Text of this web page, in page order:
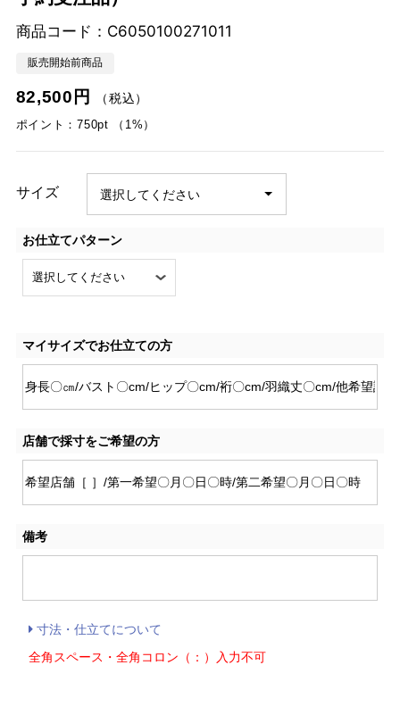
商品コード： C6050100271011
販売開始前商品
82,500円 （税込）
ポイント：750pt （1%）
サイズ
お仕立てパターン
マイサイズでお仕立ての方
店舗で採寸をご希望の方
備考
寸法・仕立てについて
全角スペース・全角コロン（：）入力不可